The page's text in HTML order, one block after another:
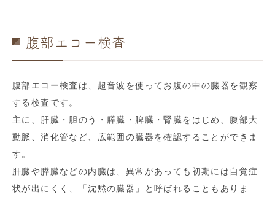
腹部エコー検査
腹部エコー検査は、超音波を使ってお腹の中の臓器を観察
する検査です。
主に、肝臓・胆のう・膵臓・脾臓・腎臓をはじめ、腹部大
動脈、消化管など、広範囲の臓器を確認することができま
す。
肝臓や膵臓などの内臓は、異常があっても初期には自覚症
状が出にくく、「沈黙の臓器」と呼ばれることもありま